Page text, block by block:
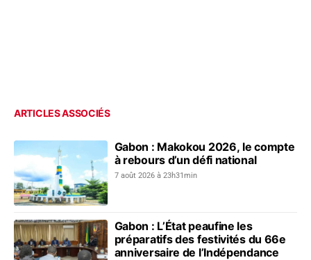
ARTICLES ASSOCIÉS
Gabon : Makokou 2026, le compte
à rebours d’un défi national
7 août 2026 à 23h31min
Gabon : L’État peaufine les
préparatifs des festivités du 66e
anniversaire de l’Indépendance